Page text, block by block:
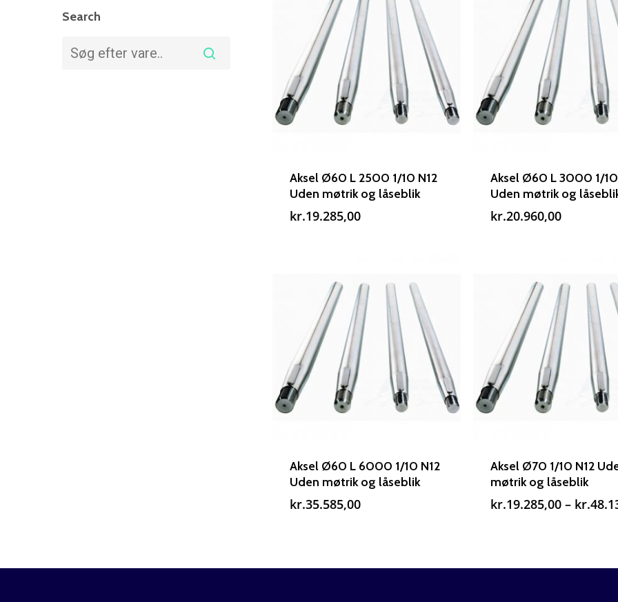
Search
Aksel Ø60 L 2500 1/10 N12
Uden møtrik og låseblik
kr.19.285,00
Aksel Ø60 L 3000 1/10
Uden møtrik og
kr.20.960,00
Aksel Ø60 L 6000 1/10 N12
Uden møtrik og låseblik
kr.35.585,00
Aksel Ø70 1/10 N12
møtrik og låseblik
kr.19.285,00 – kr.